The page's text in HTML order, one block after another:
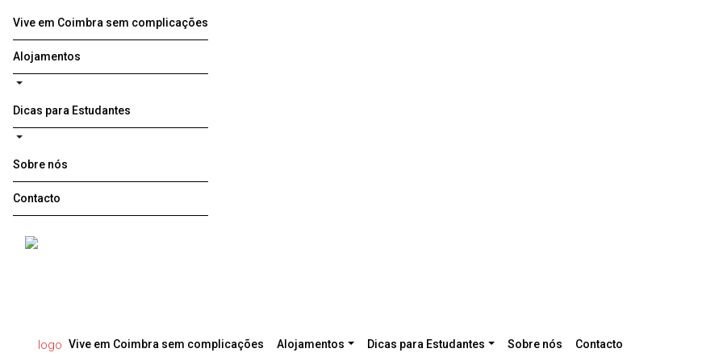
Vive em Coimbra sem complicações
Alojamentos
Dicas para Estudantes
Sobre nós
Contacto
Vive em Coimbra sem complicações Alojamentos Dicas para Estudantes Sobre nós Contacto